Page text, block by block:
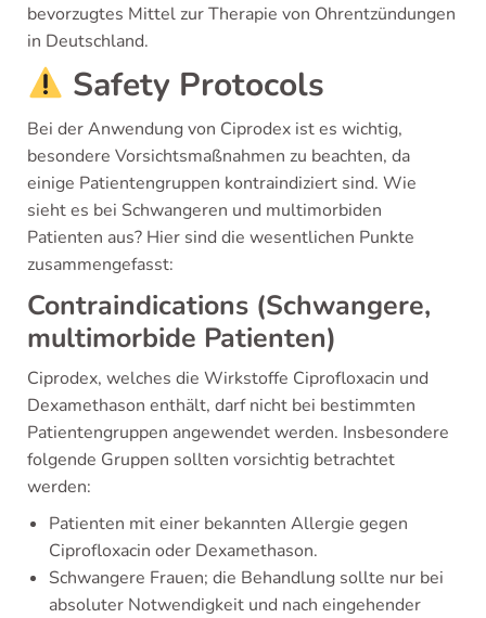
bevorzugtes Mittel zur Therapie von Ohrentzündungen
in Deutschland.
Safety Protocols
Bei der Anwendung von Ciprodex ist es wichtig,
besondere Vorsichtsmaßnahmen zu beachten, da
einige Patientengruppen kontraindiziert sind. Wie
sieht es bei Schwangeren und multimorbiden
Patienten aus? Hier sind die wesentlichen Punkte
zusammengefasst:
Contraindications (Schwangere,
multimorbide Patienten)
Ciprodex, welches die Wirkstoffe Ciprofloxacin und
Dexamethason enthält, darf nicht bei bestimmten
Patientengruppen angewendet werden. Insbesondere
folgende Gruppen sollten vorsichtig betrachtet
werden:
Patienten mit einer bekannten Allergie gegen
Ciprofloxacin oder Dexamethason.
Schwangere Frauen; die Behandlung sollte nur bei
absoluter Notwendigkeit und nach eingehender